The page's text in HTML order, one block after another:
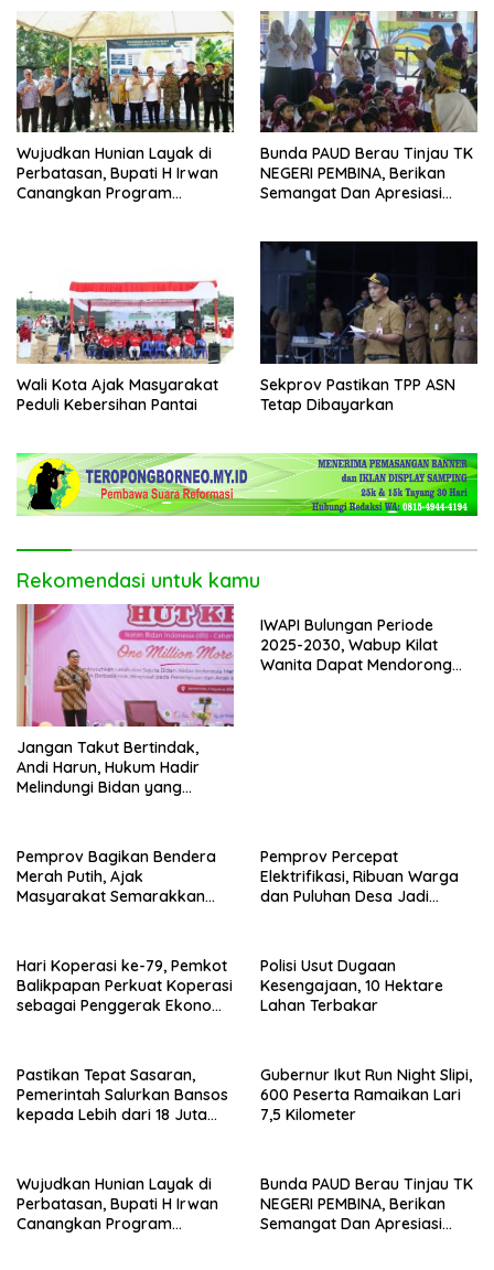
Wujudkan Hunian Layak di
Perbatasan, Bupati H Irwan
Canangkan Program
Bunda PAUD Berau Tinjau TK
NEGERI PEMBINA, Berikan
Semangat Dan Apresiasi
Wali Kota Ajak Masyarakat
Peduli Kebersihan Pantai
Sekprov Pastikan TPP ASN
Tetap Dibayarkan
Rekomendasi untuk kamu
Jangan Takut Bertindak,
Andi Harun, Hukum Hadir
Melindungi Bidan yang
IWAPI Bulungan Periode
2025-2030, Wabup Kilat
Wanita Dapat Mendorong
Pemprov Bagikan Bendera
Merah Putih, Ajak
Masyarakat Semarakkan
Pemprov Percepat
Elektrifikasi, Ribuan Warga
dan Puluhan Desa Jadi
Hari Koperasi ke-79, Pemkot
Balikpapan Perkuat Koperasi
sebagai Penggerak Ekonomi
Polisi Usut Dugaan
Kesengajaan, 10 Hektare
Lahan Terbakar
Pastikan Tepat Sasaran,
Pemerintah Salurkan Bansos
kepada Lebih dari 18 Juta
Gubernur Ikut Run Night Slipi,
600 Peserta Ramaikan Lari
7,5 Kilometer
Wujudkan Hunian Layak di
Perbatasan, Bupati H Irwan
Canangkan Program
Bunda PAUD Berau Tinjau TK
NEGERI PEMBINA, Berikan
Semangat Dan Apresiasi